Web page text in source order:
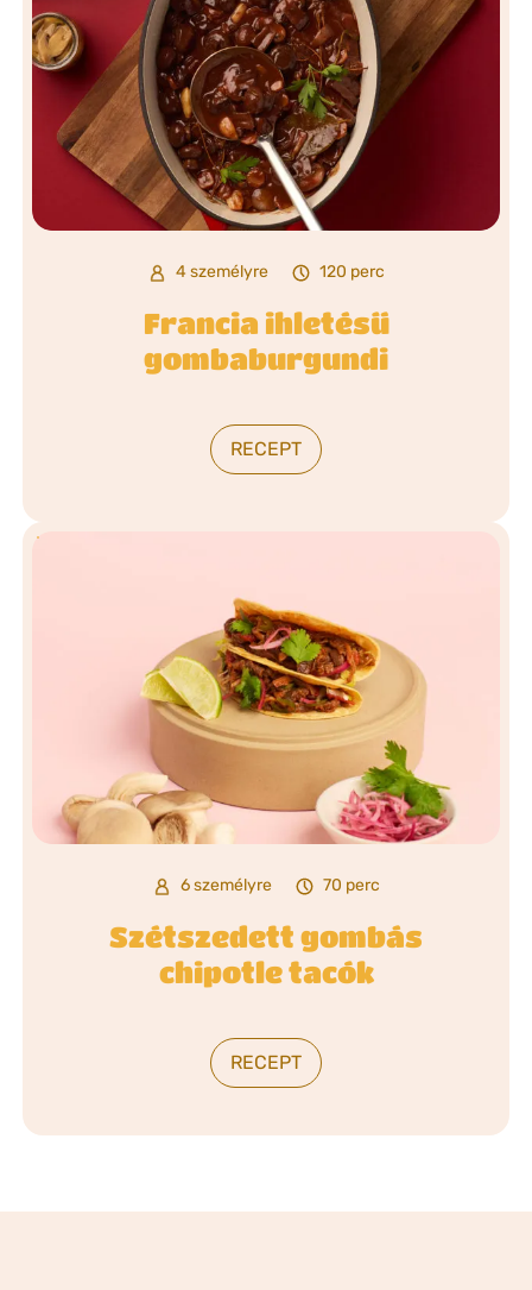
4 személyre 120 perc
Francia ihletésű
gombaburgundi
RECEPT
6 személyre 70 perc
Szétszedett gombás
chipotle tacók
RECEPT